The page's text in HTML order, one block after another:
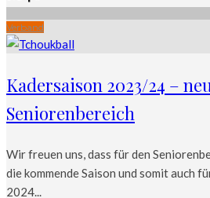
Verband
Kadersaison 2023/24 –
Seniorenbereich
Wir freuen uns, dass für den
die kommende Saison und somit auch
2024...